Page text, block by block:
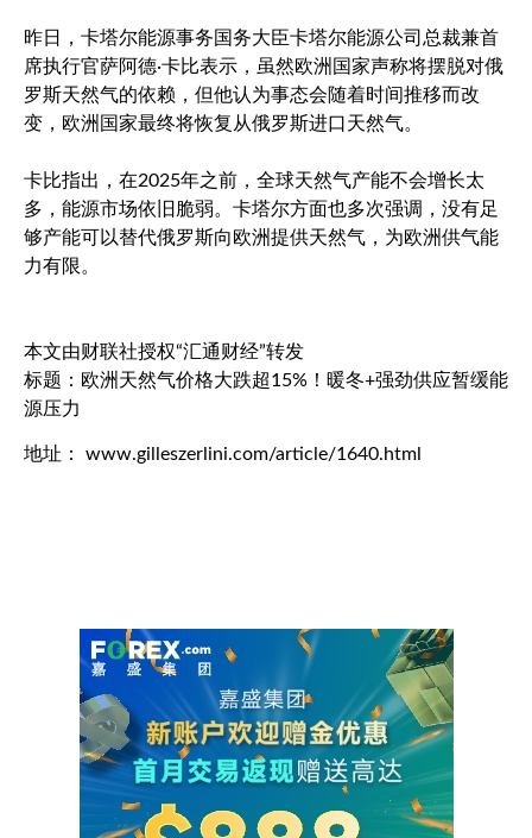
昨日，卡塔尔能源事务国务大臣卡塔尔能源公司总裁兼首
席执行官萨阿德·卡比表示，虽然欧洲国家声称将摆脱对俄
罗斯天然气的依赖，但他认为事态会随着时间推移而改
变，欧洲国家最终将恢复从俄罗斯进口天然气。
卡比指出，在2025年之前，全球天然气产能不会增长太
多，能源市场依旧脆弱。卡塔尔方面也多次强调，没有足
够产能可以替代俄罗斯向欧洲提供天然气，为欧洲供气能
力有限。
本文由财联社授权“汇通财经”转发
标题：欧洲天然气价格大跌超15%！暖冬+强劲供应暂缓能
源压力
地址： www.gilleszerlini.com/article/1640.html